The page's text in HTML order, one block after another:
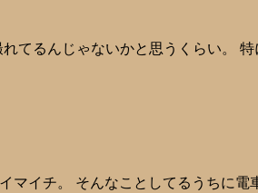
てるんじゃないかと思うくらい。
イチ。 そんなことしてるうちに電